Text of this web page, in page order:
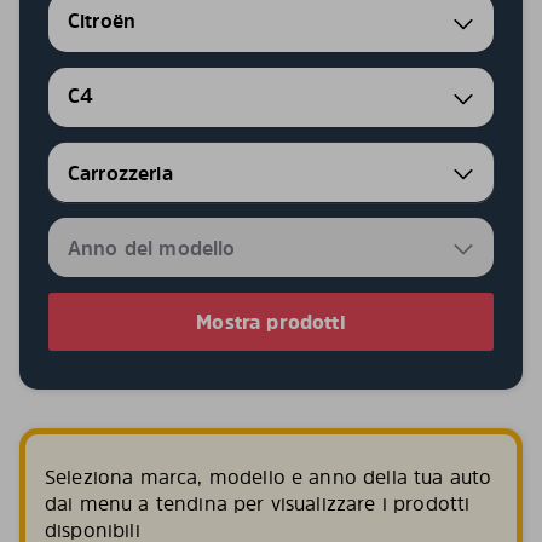
Citroën
C4
Mostra prodotti
Seleziona marca, modello e anno della tua auto
dai menu a tendina per visualizzare i prodotti
disponibili